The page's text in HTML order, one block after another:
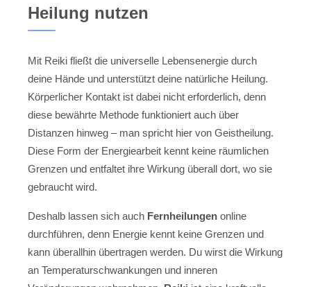
Heilung nutzen
Mit Reiki fließt die universelle Lebensenergie durch
deine Hände und unterstützt deine natürliche Heilung.
Körperlicher Kontakt ist dabei nicht erforderlich, denn
diese bewährte Methode funktioniert auch über
Distanzen hinweg – man spricht hier von Geistheilung.
Diese Form der Energiearbeit kennt keine räumlichen
Grenzen und entfaltet ihre Wirkung überall dort, wo sie
gebraucht wird.
Deshalb lassen sich auch Fernheilungen online
durchführen, denn Energie kennt keine Grenzen und
kann überallhin übertragen werden. Du wirst die Wirkung
an Temperaturschwankungen und inneren